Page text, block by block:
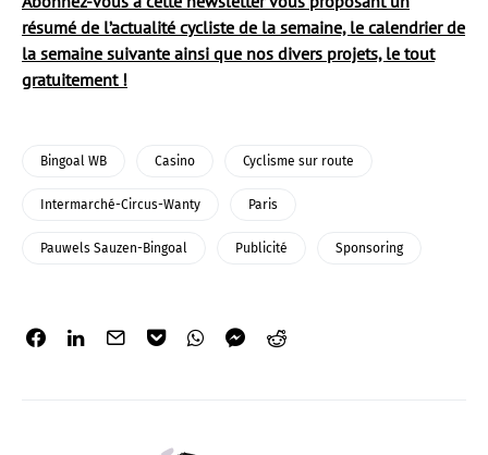
résumé de l’actualité cycliste de la semaine, le calendrier de
la semaine suivante ainsi que nos divers projets, le tout
gratuitement !
Bingoal WB Casino Cyclisme sur route
Intermarché-Circus-Wanty Paris
Pauwels Sauzen-Bingoal Publicité Sponsoring